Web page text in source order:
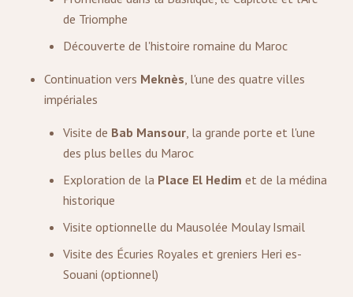
de Triomphe
Découverte de l'histoire romaine du Maroc
Continuation vers Meknès, l'une des quatre villes
impériales
Visite de Bab Mansour, la grande porte et l'une
des plus belles du Maroc
Exploration de la Place El Hedim et de la médina
historique
Visite optionnelle du Mausolée Moulay Ismail
Visite des Écuries Royales et greniers Heri es-
Souani (optionnel)